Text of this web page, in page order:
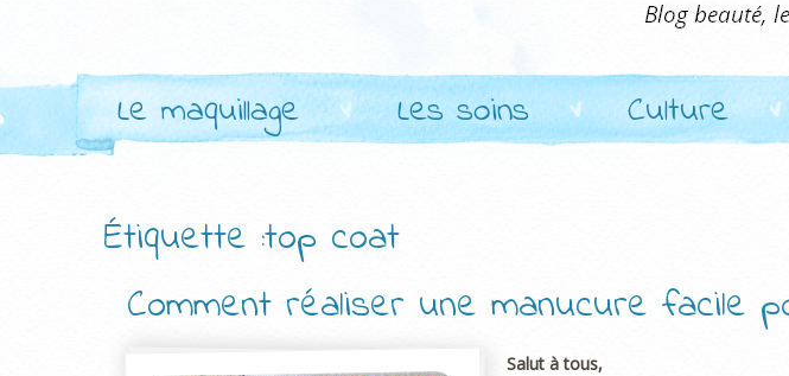
Le maquillage Les soins Culture
Étiquette :top coat
Comment réaliser une manucure facile
Salut à tous,